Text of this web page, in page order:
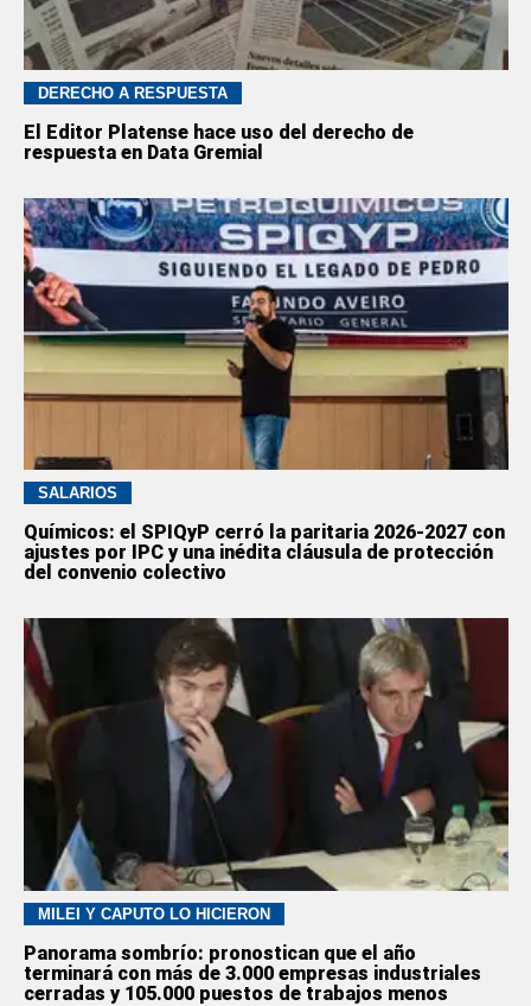
DERECHO A RESPUESTA
El Editor Platense hace uso del derecho de
respuesta en Data Gremial
SALARIOS
Químicos: el SPIQyP cerró la paritaria 2026-2027 con
ajustes por IPC y una inédita cláusula de protección
del convenio colectivo
MILEI Y CAPUTO LO HICIERON
Panorama sombrío: pronostican que el año
terminará con más de 3.000 empresas industriales
cerradas y 105.000 puestos de trabajos menos